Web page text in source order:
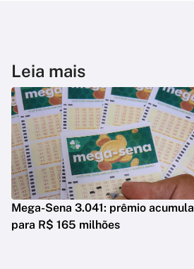
Leia mais
Mega-Sena 3.041: prêmio acumula
para R$ 165 milhões